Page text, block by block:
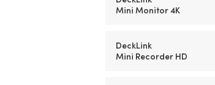
Mini Monitor 4K
DeckLink
Mini Recorder HD